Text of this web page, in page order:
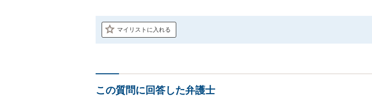
マイリストに入れる
この質問に回答した弁護士